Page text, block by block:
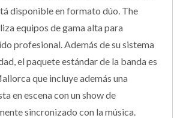
disponible en formato dúo. The
equipos de gama alta para
profesional. Además de su sistema
el paquete estándar de la banda es
que incluye además una
en escena con un show de
sincronizado con la música.